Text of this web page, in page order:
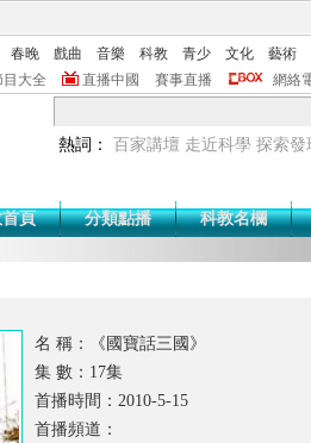
春晚 戲曲 音樂 科教 青少 文化
藝術
目大全 直播中國 賽事直播 網絡
熱詞： 百家講壇 走近科學 探索發
頁 分類點播 科教名欄
名 稱：《國寶話三國》
集 數：17集
首播時間：2010-5-15
首播頻道：